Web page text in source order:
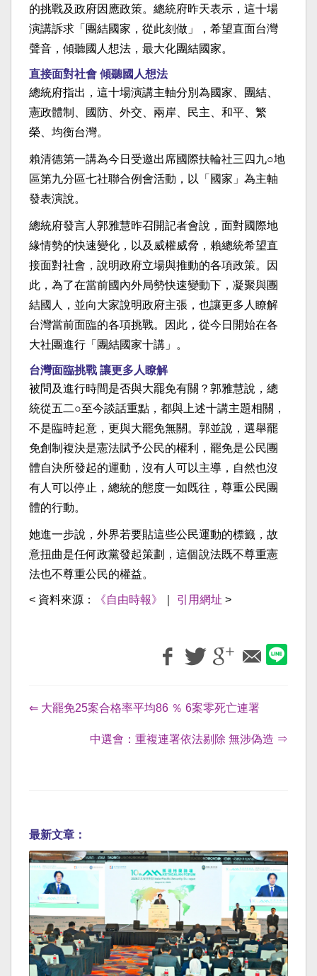
的挑戰及政府因應政策。總統府昨天表示，這十場
演講訴求「團結國家，從此刻做」，希望直面台灣
聲音，傾聽國人想法，最大化團結國家。
直接面對社會 傾聽國人想法
總統府指出，這十場演講主軸分別為國家、團結、
憲政體制、國防、外交、兩岸、民主、和平、繁
榮、均衡台灣。
賴清德第一講為今日受邀出席國際扶輪社三四九○地
區第九分區七社聯合例會活動，以「國家」為主軸
發表演說。
總統府發言人郭雅慧昨召開記者會說，面對國際地
緣情勢的快速變化，以及威權威脅，賴總統希望直
接面對社會，說明政府立場與推動的各項政策。因
此，為了在當前國內外局勢快速變動下，凝聚與團
結國人，並向大家說明政府主張，也讓更多人瞭解
台灣當前面臨的各項挑戰。因此，從今日開始在各
大社團進行「團結國家十講」。
台灣面臨挑戰 讓更多人瞭解
被問及進行時間是否與大罷免有關？郭雅慧說，總
統從五二○至今談話重點，都與上述十講主題相關，
不是臨時起意，更與大罷免無關。郭並說，選舉罷
免創制複決是憲法賦予公民的權利，罷免是公民團
體自決所發起的運動，沒有人可以主導，自然也沒
有人可以停止，總統的態度一如既往，尊重公民團
體的行動。
她進一步說，外界若要貼這些公民運動的標籤，故
意扭曲是任何政黨發起策劃，這個說法既不尊重憲
法也不尊重公民的權益。
< 資料來源： 《自由時報》 引用網址 >
⇐ 大罷免25案合格率平均86 ％ 6案零死亡連署
中選會：重複連署依法剔除 無涉偽造 ⇒
最新文章：